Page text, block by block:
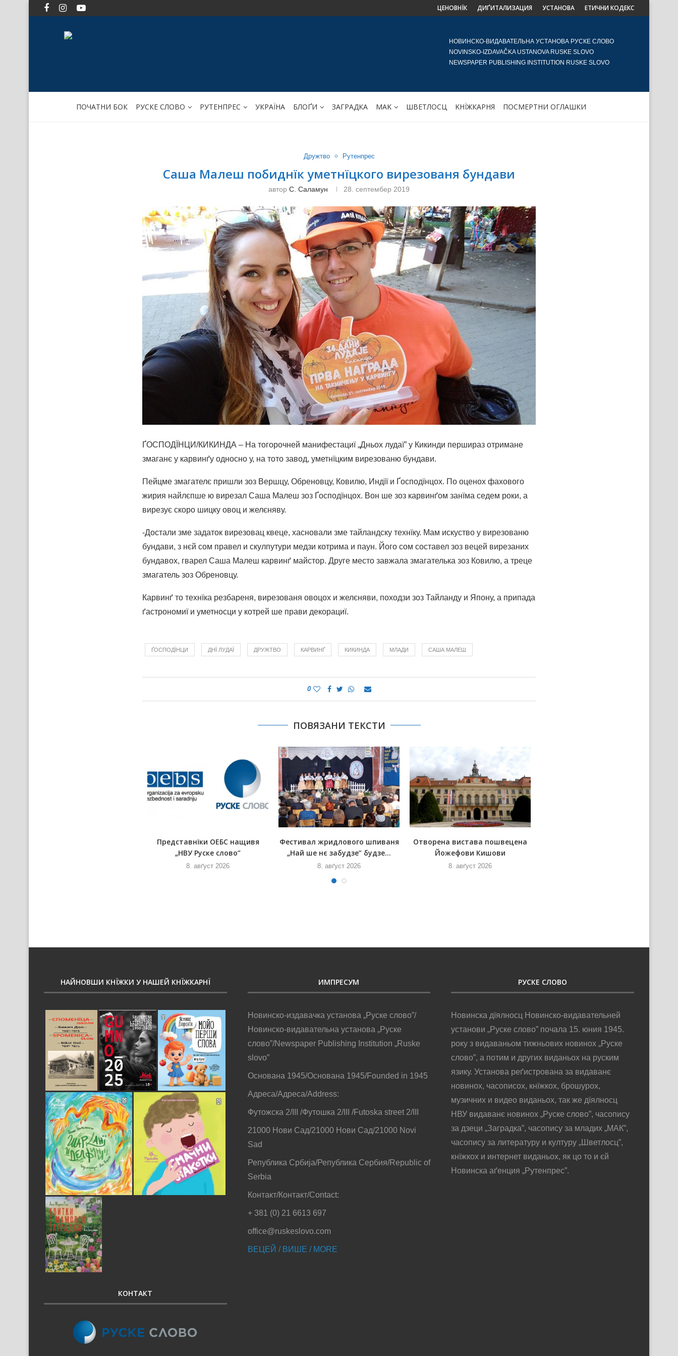
ЦЕНОВНЇК ДИҐИТАЛИЗАЦИЯ УСТАНОВА ЕТИЧНИ КОДЕКС
НОВИНСКО-ВИДАВАТЕЛЬНА УСТАНОВА РУСКЕ СЛОВО
NOVINSKO-IZDAVAČKA USTANOVA RUSKE SLOVO
NEWSPAPER PUBLISHING INSTITUTION RUSKE SLOVO
ПОЧАТНИ БОК РУСКЕ СЛОВО РУТЕНПРЕС УКРАЇНА БЛОҐИ ЗАГРАДКА МАK ШВЕТЛОСЦ KНЇЖКАРНЯ ПОСМЕРТНИ ОГЛАШКИ
Дружтво Рутенпрес
Саша Малеш побиднїк уметнїцкого вирезованя бундави
автор С. Саламун 28. септембер 2019
ҐОСПОДЇНЦИ/КИКИНДА – На тогорочней манифестациї „Дньох лудаї” у Кикинди першираз отримане
змаганє у карвинґу односно у, на тото завод, уметнїцким вирезованю бундави.
Пейцме змагателє пришли зоз Вершцу, Обреновцу, Ковилю, Индїї и Ґосподїнцох. По оценох фахового
жирия найлєпше ю вирезал Саша Малеш зоз Ґосподїнцох. Вон ше зоз карвинґом занїма седем роки, а
вирезує скоро шицку овоц и желєняву.
-Достали зме задаток вирезовац квеце, хасновали зме тайландску технїку. Мам искуство у вирезованю
бундави, з нєй сом правел и скулпутури медзи котрима и паун. Його сом составел зоз вецей вирезаних
бундавох, гварел Саша Малеш карвинґ майстор. Друге место завжала змагателька зоз Ковилю, а треце
змагатель зоз Обреновцу.
Карвинґ то технїка резбареня, вирезованя овоцох и желєняви, походзи зоз Тайланду и Япону, а припада
ґастрономиї и уметносци у котрей ше прави декорациї.
ҐОСПОДЇНЦИ ДНЇ ЛУДАЇ ДРУЖТВО КАРВИНҐ КИКИНДА МЛАДИ САША МАЛЕШ
0
ПОВЯЗАНИ ТЕКСТИ
Представнїки ОЕБС нащивя
„НВУ Руске слово”
8. авґуст 2026
Фестивал жридлового шпиваня
„Най ше нє забудзе” будзе...
8. авґуст 2026
Отворена вистава пошвецена
Йожефови Кишови
8. авґуст 2026
НАЙНОВШИ КНЇЖКИ У НАШЕЙ КНЇЖКАРНЇ
КОНТАКТ
ИМПРЕСУМ
Новинско-издавачка установа „Руске слово”/
Новинско-видавательна установа „Руске
слово”/Newspaper Publishing Institution „Ruske
slovo”
Основана 1945/Основана 1945/Founded in 1945
Адреса/Адреса/Address:
Футожска 2/III /Футошка 2/III /Futoska street 2/III
21000 Нови Сад/21000 Нови Сад/21000 Novi
Sad
Република Србија/Република Сербия/Republic of
Serbia
Контакт/Контакт/Contact:
+ 381 (0) 21 6613 697
office@ruskeslovo.com
ВЕЦЕЙ / ВИШЕ / MORE
РУСКЕ СЛОВО
Новинска дїялносц Новинско-видавательней
установи „Руске слово” почала 15. юния 1945.
року з видаваньом тижньових новинох „Руске
слово”, а потим и других виданьох на руским
язику. Установа реґистрована за видаванє
новинох, часописох, кнїжкох, брошурох,
музичних и видео виданьох, так же дїялносц
НВУ видаванє новинох „Руске слово”, часопису
за дзеци „Заградка”, часопису за младих „МАК”,
часопису за литературу и културу „Шветлосц”,
кнїжкох и интернет виданьох, як цо то и єй
Новинска аґенция „Рутенпрес”.